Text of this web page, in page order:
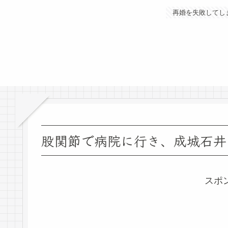
再婚を失敗してし
股関節で病院に行き、成城石
スポ